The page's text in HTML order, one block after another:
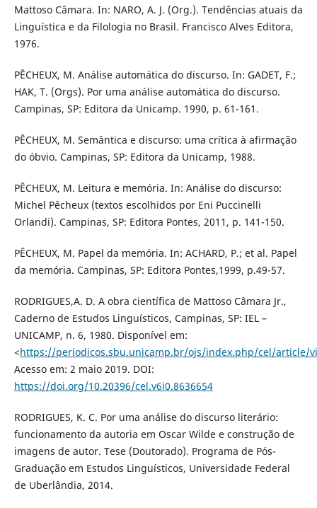
Mattoso Câmara. In: NARO, A. J. (Org.). Tendências atuais da
Linguística e da Filologia no Brasil. Francisco Alves Editora,
1976.
PÊCHEUX, M. Análise automática do discurso. In: GADET, F.;
HAK, T. (Orgs). Por uma análise automática do discurso.
Campinas, SP: Editora da Unicamp. 1990, p. 61-161.
PÊCHEUX, M. Semântica e discurso: uma crítica à afirmação
do óbvio. Campinas, SP: Editora da Unicamp, 1988.
PÊCHEUX, M. Leitura e memória. In: Análise do discurso:
Michel Pêcheux (textos escolhidos por Eni Puccinelli
Orlandi). Campinas, SP: Editora Pontes, 2011, p. 141-150.
PÊCHEUX, M. Papel da memória. In: ACHARD, P.; et al. Papel
da memória. Campinas, SP: Editora Pontes,1999, p.49-57.
RODRIGUES,A. D. A obra científica de Mattoso Câmara Jr.,
Caderno de Estudos Linguísticos, Campinas, SP: IEL –
UNICAMP, n. 6, 1980. Disponível em:
<https://periodicos.sbu.unicamp.br/ojs/index.php/cel/article/
Acesso em: 2 maio 2019. DOI:
https://doi.org/10.20396/cel.v6i0.8636654
RODRIGUES, K. C. Por uma análise do discurso literário:
funcionamento da autoria em Oscar Wilde e construção de
imagens de autor. Tese (Doutorado). Programa de Pós-
Graduação em Estudos Linguísticos, Universidade Federal
de Uberlândia, 2014.